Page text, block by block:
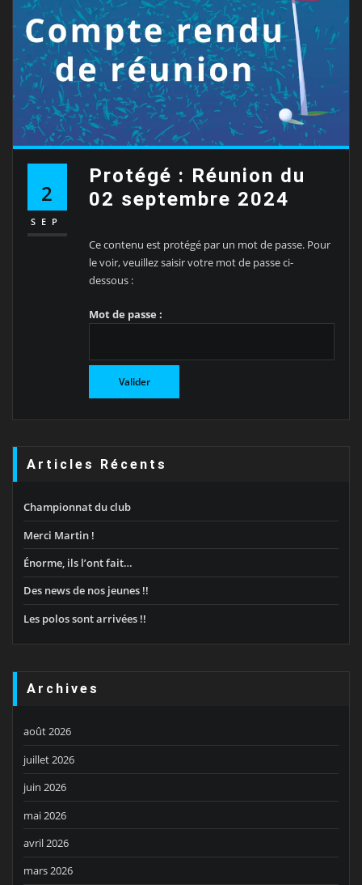
2
SEP
Protégé : Réunion du
02 septembre 2024
Ce contenu est protégé par un mot de passe. Pour
le voir, veuillez saisir votre mot de passe ci-
dessous :
Mot de passe :
Articles Récents
Championnat du club
Merci Martin !
Énorme, ils l’ont fait…
Des news de nos jeunes !!
Les polos sont arrivées !!
Archives
août 2026
juillet 2026
juin 2026
mai 2026
avril 2026
mars 2026